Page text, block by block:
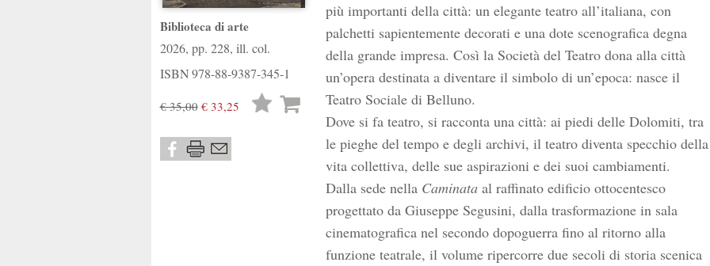
Biblioteca di arte
2026, pp. 228, ill. col.
ISBN978-88-9387-345-1
€ 35,00€ 33,25
Lista
più importanti della città: un elegante teatro all’italiana, con
palchetti sapientemente decorati e una dote scenografica degna
della grande impresa. Così la Società del Teatro dona alla città
un’opera destinata a diventare il simbolo di un’epoca: nasce il
Teatro Sociale di Belluno.
Dove si fa teatro, si racconta una città: ai piedi delle Dolomiti, tra
le pieghe del tempo e degli archivi, il teatro diventa specchio della
vita collettiva, delle sue aspirazioni e dei suoi cambiamenti.
Dalla sede nella Caminataal raffinato edificio ottocentesco
progettato da Giuseppe Segusini, dalla trasformazione in sala
cinematografica nel secondo dopoguerra fino al ritorno alla
funzione teatrale, il volume ripercorre due secoli di storia scenica